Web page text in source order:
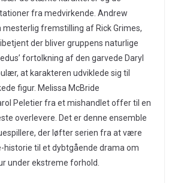
fra medvirkende. Andrew
mesterlig fremstilling af Rick Grimes,
der bliver gruppens naturlige
fortolkning af den garvede Daryl
at karakteren udviklede sig til
figur. Melissa McBride
Peletier fra et mishandlet offer til en
overlevere. Det er denne ensemble
der løfter serien fra at være
historie til et dybtgående drama om
under ekstreme forhold.